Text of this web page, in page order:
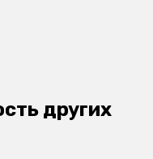
других